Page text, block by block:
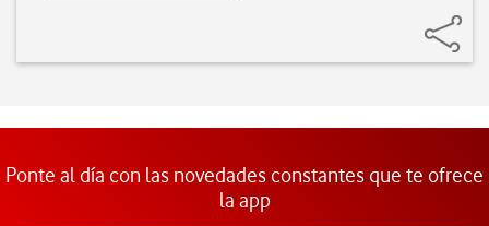
Ponte al día con las novedades constantes que te ofrece
la app